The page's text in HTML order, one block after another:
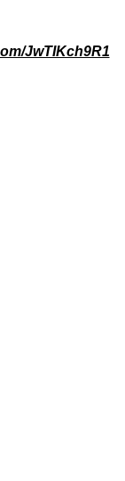
JwTIKch9R1